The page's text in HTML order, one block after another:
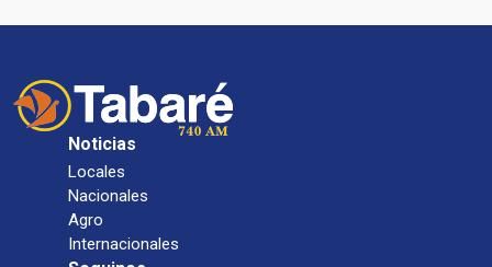
Noticias
Locales
Nacionales
Agro
Internacionales